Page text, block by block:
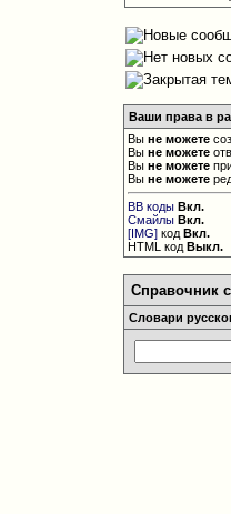
Ваши права в
Выне можете
Выне можете
Выне можете
Выне можете
BB коды Вкл.
Смайлы Вкл.
[IMG] кодВкл.
HTML кодВыкл.
Справочник
Словари